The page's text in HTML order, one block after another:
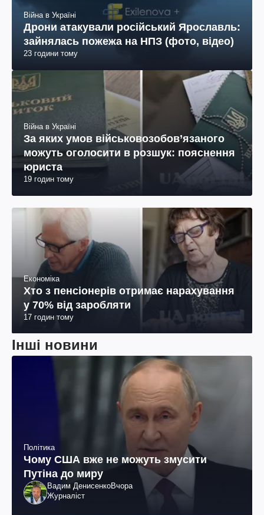
Війна в Україні
Дрони атакували російський Ярославль:
зайнялась пожежа на НПЗ (фото, відео)
23 години тому
Війна в Україні
За яких умов військовозобов’язаного
можуть оголосити в розшук: пояснення
юриста
19 годин тому
Економіка
Хто з пенсіонерів отримає нарахування
у 70% від заробляти
17 годин тому
Інші новини
Політика
Чому США вже не можуть змусити
Путіна до миру
Вадим ДенисенкоВчора
Журналіст